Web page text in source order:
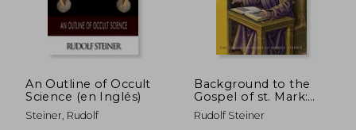
An Outline of Occult
Science (en Inglés)
Steiner, Rudolf
Background to the
Gospel of st. Mark:
(cw 124) (The
Collected Works of
Rudolf Steiner